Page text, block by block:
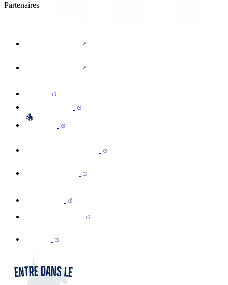
Partenaires